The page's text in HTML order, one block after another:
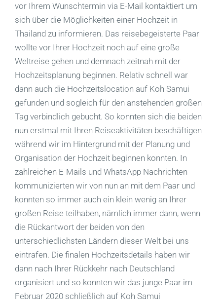
vor Ihrem Wunschtermin via E-Mail kontaktiert um
sich über die Möglichkeiten einer Hochzeit in
Thailand zu informieren. Das reisebegeisterte Paar
wollte vor Ihrer Hochzeit noch auf eine große
Weltreise gehen und demnach zeitnah mit der
Hochzeitsplanung beginnen. Relativ schnell war
dann auch die Hochzeitslocation auf Koh Samui
gefunden und sogleich für den anstehenden großen
Tag verbindlich gebucht. So konnten sich die beiden
nun erstmal mit Ihren Reiseaktivitäten beschäftigen
während wir im Hintergrund mit der Planung und
Organisation der Hochzeit beginnen konnten. In
zahlreichen E-Mails und WhatsApp Nachrichten
kommunizierten wir von nun an mit dem Paar und
konnten so immer auch ein klein wenig an Ihrer
großen Reise teilhaben, nämlich immer dann, wenn
die Rückantwort der beiden von den
unterschiedlichsten Ländern dieser Welt bei uns
eintrafen. Die finalen Hochzeitsdetails haben wir
dann nach Ihrer Rückkehr nach Deutschland
organisiert und so konnten wir das junge Paar im
Februar 2020 schließlich auf Koh Samui